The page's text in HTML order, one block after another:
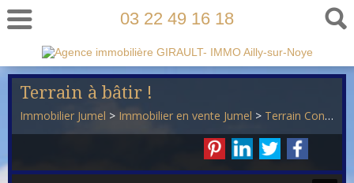
03 22 49 16 18
Terrain à bâtir !
Immobilier Jumel > Immobilier en vente Jumel > Terrain Constructible en vente Jumel